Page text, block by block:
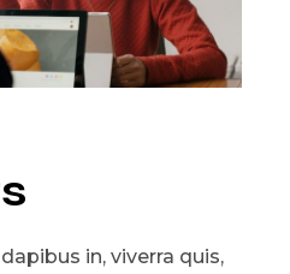
in, viverra quis,